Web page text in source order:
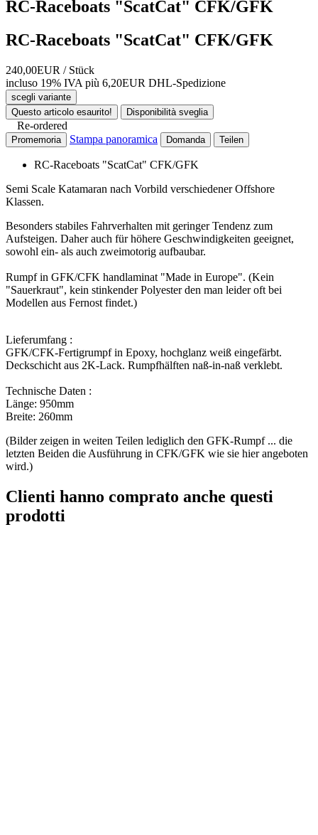
RC-Raceboats "ScatCat" CFK/GFK
RC-Raceboats "ScatCat" CFK/GFK
240,00EUR / Stück
incluso 19% IVA più 6,20EUR DHL-Spedizione
scegli variante
Questo articolo esaurito!
Disponibilità sveglia
Re-ordered
Promemoria Stampa panoramica Domanda Teilen
RC-Raceboats "ScatCat" CFK/GFK
Semi Scale Katamaran nach Vorbild verschiedener Offshore
Klassen.
Besonders stabiles Fahrverhalten mit geringer Tendenz zum
Aufsteigen. Daher auch für höhere Geschwindigkeiten geeignet,
sowohl ein- als auch zweimotorig aufbaubar.
Rumpf in GFK/CFK handlaminat "Made in Europe". (Kein
"Sauerkraut", kein stinkender Polyester den man leider oft bei
Modellen aus Fernost findet.)
Lieferumfang :
GFK/CFK-Fertigrumpf in Epoxy, hochglanz weiß eingefärbt.
Deckschicht aus 2K-Lack. Rumpfhälften naß-in-naß verklebt.
Technische Daten :
Länge: 950mm
Breite: 260mm
(Bilder zeigen in weiten Teilen lediglich den GFK-Rumpf ... die
letzten Beiden die Ausführung in CFK/GFK wie sie hier angeboten
wird.)
Clienti hanno comprato anche questi
prodotti